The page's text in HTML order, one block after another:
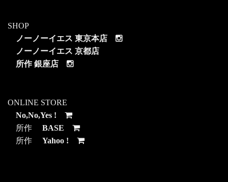
SHOP
ノーノーイエス 東京本店
ノーノーイエス 京都店
所作 銀座店
ONLINE STORE
No,No,Yes !
所作 BASE
所作 Yahoo !